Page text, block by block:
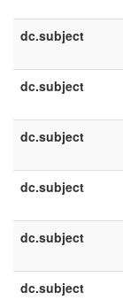
dc.subject
dc.subject
dc.subject
dc.subject
dc.subject
dc.subject